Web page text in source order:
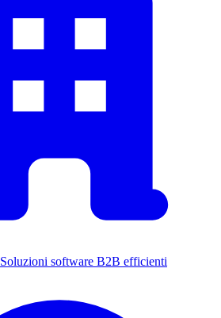
Soluzioni software B2B efficienti